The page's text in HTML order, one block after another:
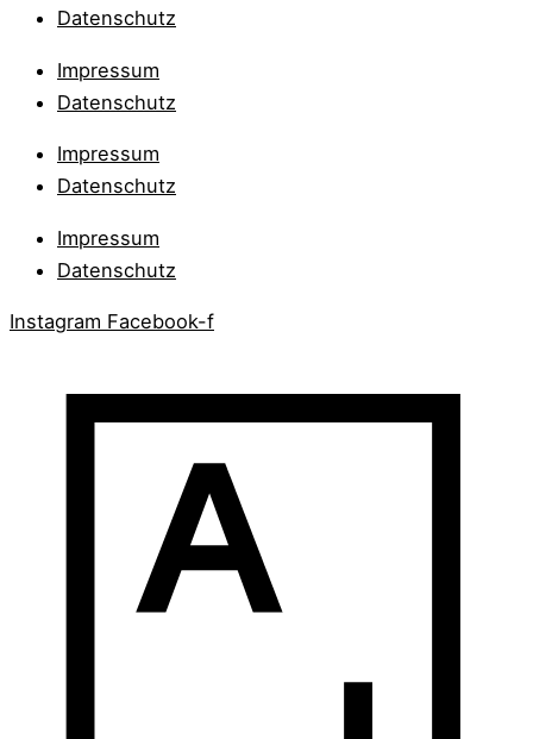
Datenschutz
Impressum
Datenschutz
Impressum
Datenschutz
Impressum
Datenschutz
Instagram Facebook-f